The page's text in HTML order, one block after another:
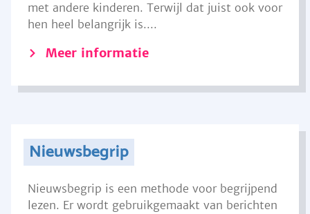
met andere kinderen. Terwijl dat juist ook voor
hen heel belangrijk is....
Meer informatie
Nieuwsbegrip
Nieuwsbegrip is een methode voor begrijpend
lezen. Er wordt gebruikgemaakt van berichten